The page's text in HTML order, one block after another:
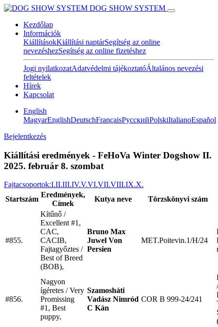
DOG SHOW SYSTEM
Kezdőlap
Információk
KiállításokKiállítási naptárSegítség az online
nevezéshezSegítség az online fizetéshez
Jogi nyilatkozatAdatvédelmi tájékoztatóÁltalános nevezési
feltételek
Hírek
Kapcsolat
English
MagyarEnglishDeutschFrançaisPусскийPolskiItalianoEspañol
Bejelentkezés
Kiállítási eredmények - FeHoVa Winter Dogshow II.
2025. február 8. szombat
Fajtacsoportok:I.II.III.IV.V.VI.VII.VIII.IX.X.
Startszám
Eredmények,
Címek
Kutya neve Törzskönyvi szám
#855.
Kítűnő /
Excellent #1,
CAC,
CACIB,
Fajtagyőztes /
Best of Breed
(BOB),
Bruno Max
Juwel Von
Persien
MET.Poitevin.1/H/24
#856.
Nagyon
ígéretes / Very
Promissing
#1, Best
puppy,
Szamosháti
Vadász Nimród
C Kán
COR B 999-24/241